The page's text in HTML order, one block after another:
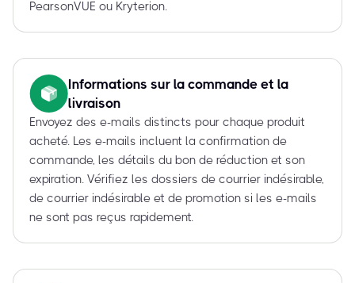
PearsonVUE ou Kryterion.
Informations sur la commande et la
livraison
Envoyez des e-mails distincts pour chaque produit
acheté. Les e-mails incluent la confirmation de
commande, les détails du bon de réduction et son
expiration. Vérifiez les dossiers de courrier indésirable,
de courrier indésirable et de promotion si les e-mails
ne sont pas reçus rapidement.